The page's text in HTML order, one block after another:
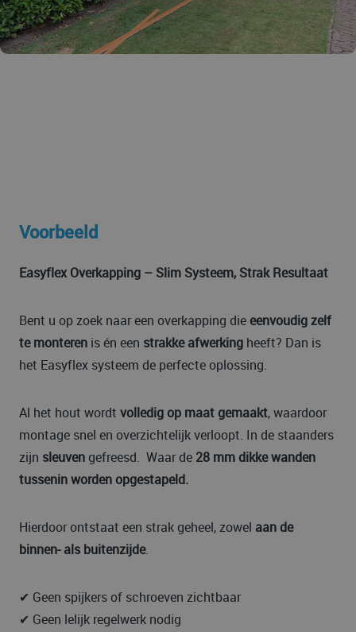
Voorbeeld
Easyflex Overkapping – Slim Systeem, Strak Resultaat
Bent u op zoek naar een overkapping die eenvoudig zelf
te monteren is én een strakke afwerking heeft? Dan is
het Easyflex systeem de perfecte oplossing.
Al het hout wordt volledig op maat gemaakt, waardoor
montage snel en overzichtelijk verloopt. In de staanders
zijn sleuven gefreesd. Waar de 28 mm dikke wanden
tussenin worden opgestapeld.
Hierdoor ontstaat een strak geheel, zowel aan de
binnen- als buitenzijde.
✔ Geen spijkers of schroeven zichtbaar
✔ Geen lelijk regelwerk nodig